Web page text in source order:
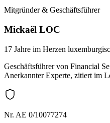
Mitgründer & Geschäftsführer
Mickaël LOC
17 Jahre im Herzen
Geschäftsführer von Financial
Anerkannter Experte, zitiert im
Nr. AE 0/10077274